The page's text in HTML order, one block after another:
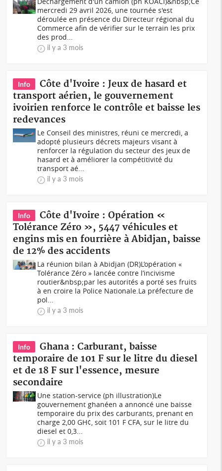
mercredi 29 avril 2026, une tournée s'est
déroulée en présence du Directeur régional du
Commerce afin de vérifier sur le terrain les prix
des prod...
il y a 3 mois
Info
Côte d'Ivoire : Jeux de hasard et
transport aérien, le gouvernement
ivoirien renforce le contrôle et baisse les
redevances
Le Conseil des ministres, réuni ce mercredi, a
adopté plusieurs décrets majeurs visant à
renforcer la régulation du secteur des jeux de
hasard et à améliorer la compétitivité du
transport aé...
il y a 3 mois
Info
Côte d'Ivoire : Opération «
Tolérance Zéro », 5447 véhicules et
engins mis en fourrière à Abidjan, baisse
de 12% des accidents
La réunion bilan à Abidjan (DR)L’opération «
Tolérance Zéro » lancée contre l’incivisme
routier&nbsp;par les autorités a porté ses fruits
à en croire la Police Nationale.La préfecture de
pol...
il y a 3 mois
Info
Ghana : Carburant, baisse
temporaire de 101 F sur le litre du diesel
et de 18 F sur l'essence, mesure
secondaire
Une station-service (ph illustration)Le
gouvernement ghanéen a annoncé une baisse
temporaire du prix des carburants, prenant en
charge 2,00 GH¢, soit 101 F CFA, sur le litre du
diesel et 0,3...
il y a 3 mois